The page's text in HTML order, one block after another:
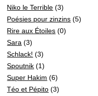
Niko le Terrible (3)
Poésies pour zinzins (5)
Rire aux Étoiles (0)
Sara (3)
Schlack! (3)
Spoutnik (1)
Super Hakim (6)
Téo et Pépito (3)